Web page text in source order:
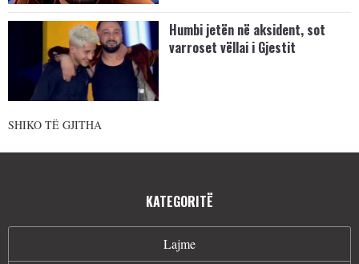
Humbi jetën në aksident, sot
varroset vëllai i Gjestit
SHIKO TË GJITHA
KATEGORITË
Lajme